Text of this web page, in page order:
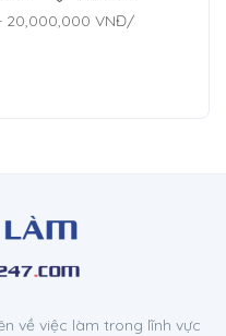
20,000,000 VNĐ/
về việc làm trong lĩnh vực